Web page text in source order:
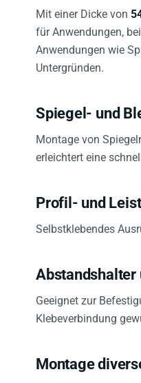
Mit einer Dicke von
für Anwendungen,
Anwendungen wie
Untergründen.
Spiegel- und
Montage von
erleichtert eine
Profil- und
Selbstklebendes
Abstandshalter
Geeignet zur
Klebeverbindung
Montage